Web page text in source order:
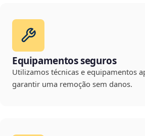
Equipamentos seguros
Utilizamos técnicas e equipamentos
garantir uma remoção sem danos.